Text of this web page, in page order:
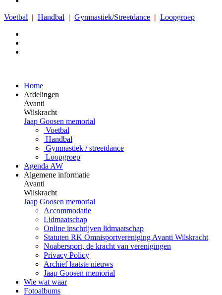
Voetbal | Handbal | Gymnastiek/Streetdance | Loopgroep
Home
Afdelingen
Avanti
Wilskracht
Jaap Goosen memorial
Voetbal
Handbal
Gymnastiek / streetdance
Loopgroep
Agenda AW
Algemene informatie
Avanti
Wilskracht
Jaap Goosen memorial
Accommodatie
Lidmaatschap
Online inschrijven lidmaatschap
Statuten RK Omnisportvereniging Avanti Wilskracht
Noabersport, de kracht van verenigingen
Privacy Policy
Archief laatste nieuws
Jaap Goosen memorial
Wie wat waar
Fotoalbums